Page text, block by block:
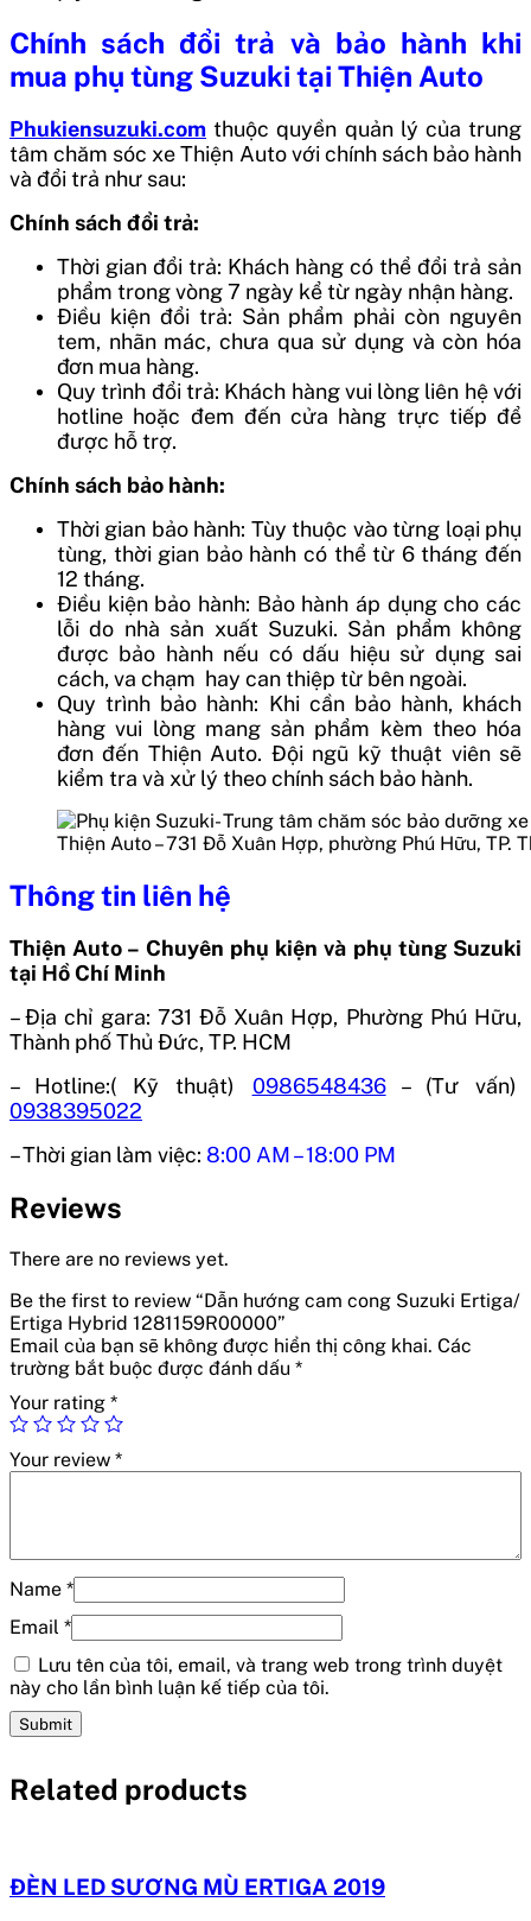
Chính sách đổi trả và bảo hành khi
mua phụ tùng Suzuki tại Thiện Auto
Phukiensuzuki.com thuộc quyền quản lý của trung
tâm chăm sóc xe Thiện Auto với chính sách bảo hành
và đổi trả như sau:
Chính sách đổi trả:
Thời gian đổi trả: Khách hàng có thể đổi trả sản
phẩm trong vòng 7 ngày kể từ ngày nhận hàng.
Điều kiện đổi trả: Sản phẩm phải còn nguyên
tem, nhãn mác, chưa qua sử dụng và còn hóa
đơn mua hàng.
Quy trình đổi trả: Khách hàng vui lòng liên hệ với
hotline hoặc đem đến cửa hàng trực tiếp để
được hỗ trợ.
Chính sách bảo hành:
Thời gian bảo hành: Tùy thuộc vào từng loại phụ
tùng, thời gian bảo hành có thể từ 6 tháng đến
12 tháng.
Điều kiện bảo hành: Bảo hành áp dụng cho các
lỗi do nhà sản xuất Suzuki. Sản phẩm không
được bảo hành nếu có dấu hiệu sử dụng sai
cách, va chạm hay can thiệp từ bên ngoài.
Quy trình bảo hành: Khi cần bảo hành, khách
hàng vui lòng mang sản phẩm kèm theo hóa
đơn đến Thiện Auto. Đội ngũ kỹ thuật viên sẽ
kiểm tra và xử lý theo chính sách bảo hành.
Thiện Auto – 731 Đỗ Xuân Hợp, phường Phú Hữu, TP.
Thông tin liên hệ
Thiện Auto – Chuyên phụ kiện và phụ tùng Suzuki
tại Hồ Chí Minh
– Địa chỉ gara: 731 Đỗ Xuân Hợp, Phường Phú Hữu,
Thành phố Thủ Đức, TP. HCM
– Hotline:( Kỹ thuật) 0986548436– (Tư vấn)
0938395022
– Thời gian làm việc: 8:00 AM – 18:00 PM
Reviews
There are no reviews yet.
Be the first to review “Dẫn hướng cam cong Suzuki Ertiga/
Ertiga Hybrid 1281159R00000”
Email của bạn sẽ không được hiển thị công khai. Các
trường bắt buộc được đánh dấu *
Your rating *
Your review *
Name *
Email *
Lưu tên của tôi, email, và trang web trong trình duyệt
này cho lần bình luận kế tiếp của tôi.
Related products
ĐÈN LED SƯƠNG MÙ ERTIGA 2019